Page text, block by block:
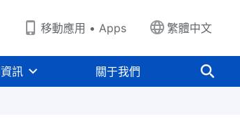
移動應用 • Apps 繁體中文
訊 關于我們